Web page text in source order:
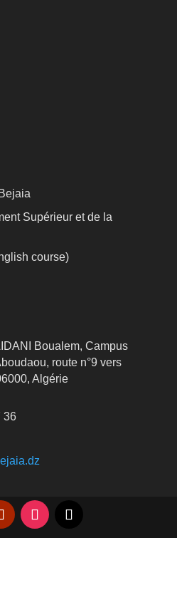
Supérieur et de la
course)
Boualem, Campus
route n°9 vers
Algérie
36